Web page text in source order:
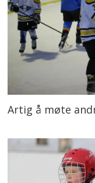
Artig å møte